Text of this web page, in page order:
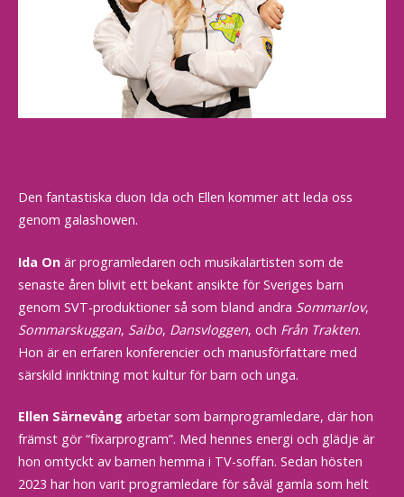
Den fantastiska duon Ida och Ellen kommer att leda oss
genom galashowen.
Ida On är programledaren och musikalartisten som de
senaste åren blivit ett bekant ansikte för Sveriges barn
genom SVT-produktioner så som bland andra Sommarlov,
Sommarskuggan, Saibo, Dansvloggen, och Från Trakten.
Hon är en erfaren konferencier och manusförfattare med
särskild inriktning mot kultur för barn och unga.
Ellen Särnevång arbetar som barnprogramledare, där hon
främst gör “fixarprogram”. Med hennes energi och glädje är
hon omtyckt av barnen hemma i TV-soffan. Sedan hösten
2023 har hon varit programledare för såväl gamla som helt